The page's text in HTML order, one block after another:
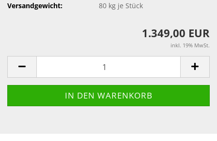
Versandgewicht: 80 kg je Stück
1.349,00 EUR
inkl. 19% MwSt.